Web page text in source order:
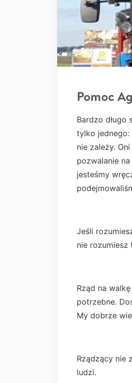
Pomoc
Bardzo
tylko jednego:
nie zależy.
pozwalanie
jesteśmy
Jeśli
nie rozumiesz
Rząd na
potrzebne.
My dobrze
Rządzący nie
ludzi.